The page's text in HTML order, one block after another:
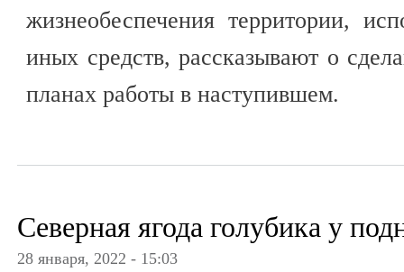
жизнеобеспечения территории,
иных средств, рассказывают о
планах работы в наступившем.
Северная ягода голубика у
28 января, 2022 - 15:03